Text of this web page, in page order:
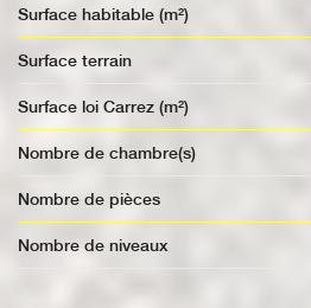
Surface habitable (m²)
surface terrain
Surface loi Carrez (m²)
Nombre de chambre(s)
Nombre de pièces
Nombre de niveaux